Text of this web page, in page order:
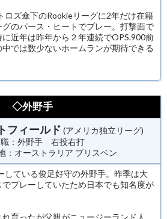
ズ傘下のRookieリーグに2年だけ在籍
のパース・ヒートでプレー。打撃面で
近年は昨年から２年連続でOPS.900前
では数少ないホームランが期待できる
◇外野手
フィールド (アメリカ独立リーグ)
：外野手 右投右打
：オーストラリア ブリスベン
ている俊足好守の外野手。昨季は大
プレーしていたため日本でも知名度が